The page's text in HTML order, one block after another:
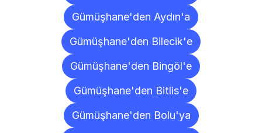
Gümüşhane'den Aydın'a
Gümüşhane'den Bilecik'e
Gümüşhane'den Bingöl'e
Gümüşhane'den Bitlis'e
Gümüşhane'den Bolu'ya